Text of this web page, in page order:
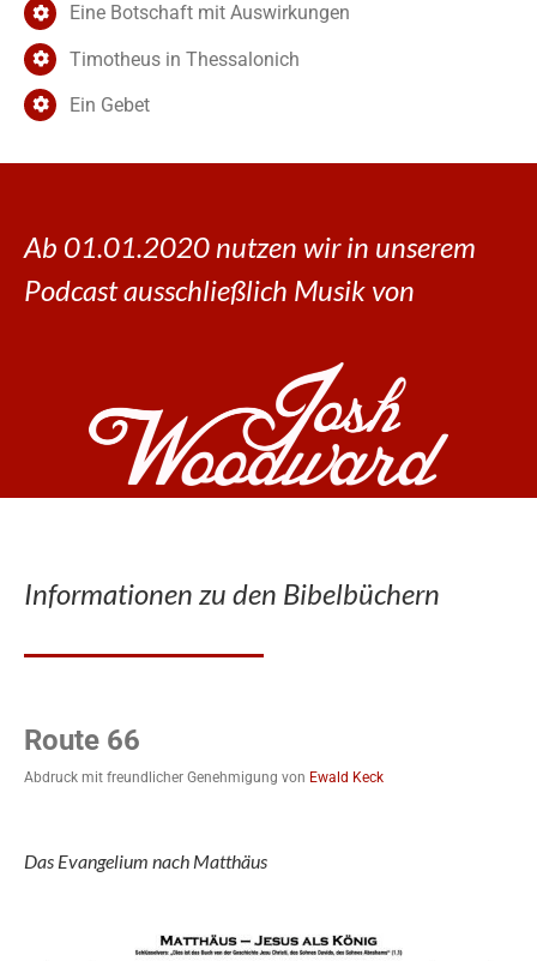
Eine Botschaft mit Auswirkungen
Timotheus in Thessalonich
Ein Gebet
Ab 01.01.2020 nutzen wir in unserem
Podcast ausschließlich Musik von
Informationen zu den Bibelbüchern
Route 66
Abdruck mit freundlicher Genehmigung von Ewald Keck
Das Evangelium nach Matthäus